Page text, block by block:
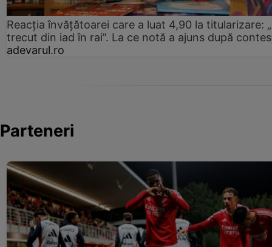
Reacția învățătoarei care a luat 4,90 la titularizare:
trecut din iad în rai”. La ce notă a ajuns după
adevarul.ro
Parteneri